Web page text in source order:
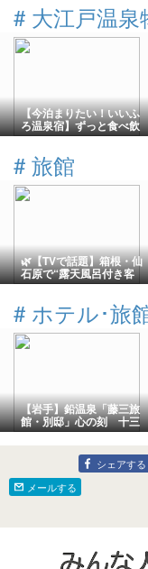
# 大江戸温泉
【今泊まりたい！いいふ
ろ温泉宿】ずっと食べ飲
み放題！TAOYA那須塩原
が天国すぎた
# 旅館
🌿【TVで話題】箱根・仙
石原で“露天風呂付き客
室”を満喫！〜品の木一の
以上にスゴかった♨️〜
# ホテル･旅
【岩手】鉛温泉「藤三旅
館・別邸」心の刻 十三
月
シェアする
メールする